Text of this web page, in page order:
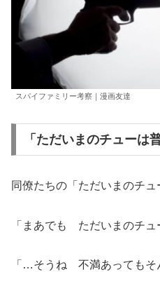
スパイファミリー考察｜漫画友達
「ただいまのチューは
同僚たちの「ただいまのチ
「まあでも ただいまのチュ
「…そうね 不満あってもそ